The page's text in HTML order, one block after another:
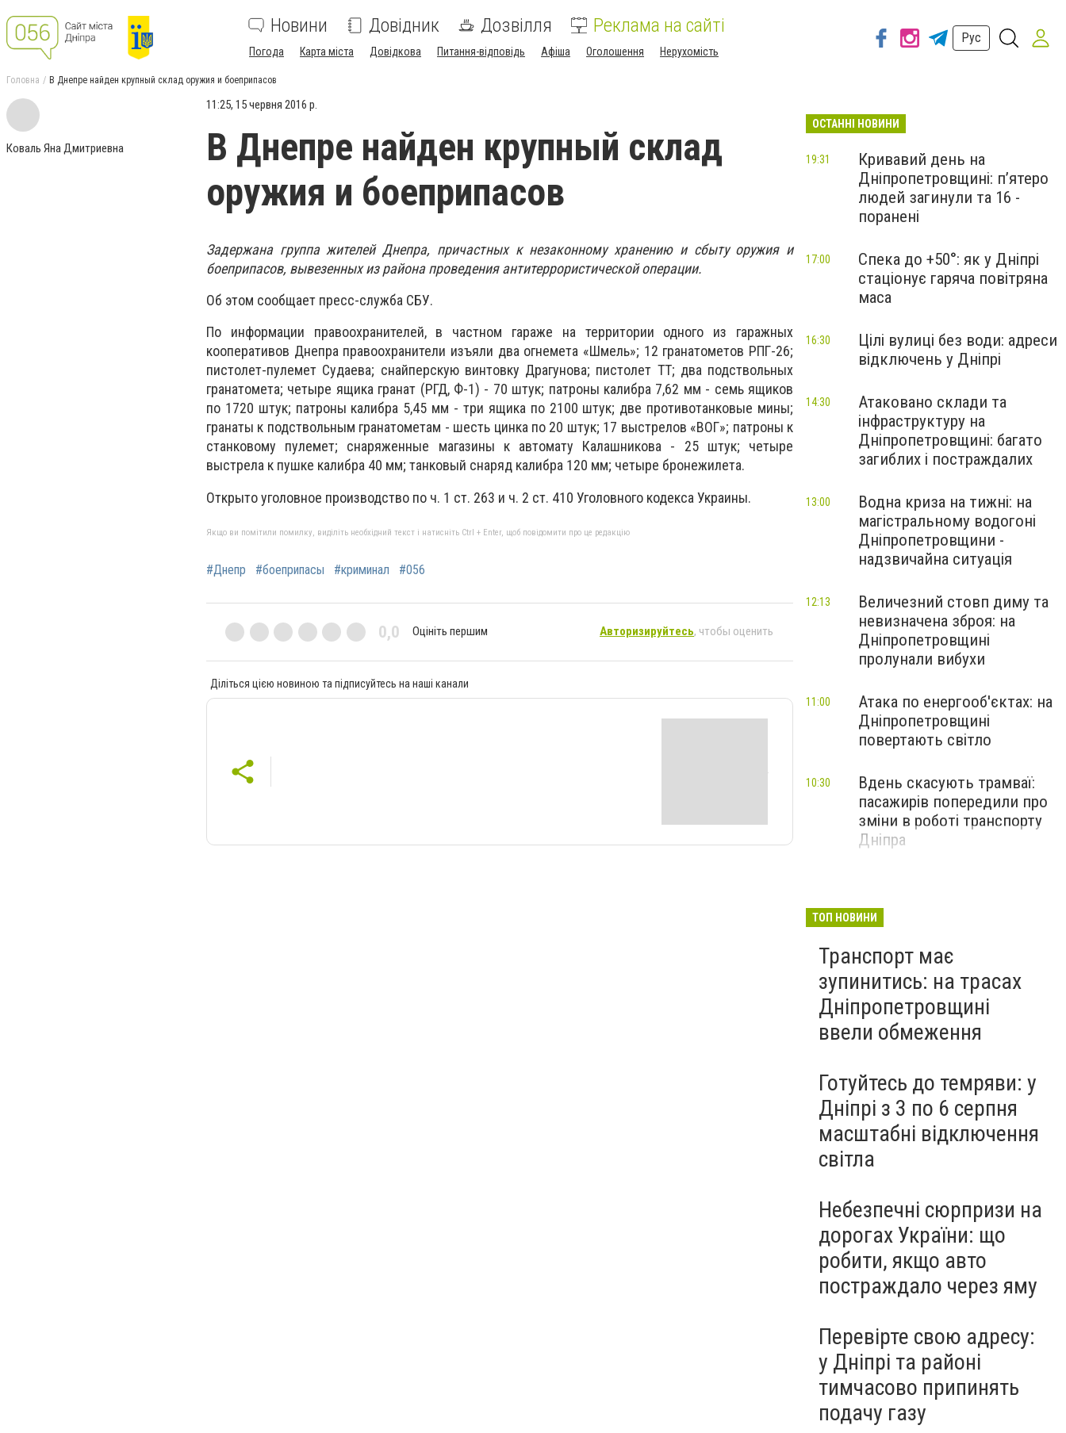
Новини Довідник Дозвілля Реклама на сайті
Погода Карта міста Довідкова Питання-відповідь Афіша Оголошення Нерухомість
Рус
Головна В Днепре найден крупный склад оружия и боеприпасов
Коваль Яна Дмитриевна
11:25, 15 червня 2016 р.
В Днепре найден крупный склад
оружия и боеприпасов
Задержана группа жителей Днепра, причастных к незаконному хранению и сбыту оружия и
боеприпасов, вывезенных из района проведения антитеррористической операции.
Об этом сообщает пресс-служба СБУ.
По информации правоохранителей, в частном гараже на территории одного из гаражных
кооперативов Днепра правоохранители изъяли два огнемета «Шмель»; 12 гранатометов РПГ-26;
пистолет-пулемет Судаева; снайперскую винтовку Драгунова; пистолет ТТ; два подствольных
гранатомета; четыре ящика гранат (РГД, Ф-1) - 70 штук; патроны калибра 7,62 мм - семь ящиков
по 1720 штук; патроны калибра 5,45 мм - три ящика по 2100 штук; две противотанковые мины;
гранаты к подствольным гранатометам - шесть цинка по 20 штук; 17 выстрелов «ВОГ»; патроны к
станковому пулемет; снаряженные магазины к автомату Калашникова - 25 штук; четыре
выстрела к пушке калибра 40 мм; танковый снаряд калибра 120 мм; четыре бронежилета.
Открыто уголовное производство по ч. 1 ст. 263 и ч. 2 ст. 410 Уголовного кодекса Украины.
Якщо ви помітили помилку, виділіть необхідний текст і натисніть Ctrl + Enter, щоб повідомити про це редакцію
#Днепр #боеприпасы #криминал #056
0,0 Оцініть першим Авторизируйтесь, чтобы оценить
Діліться цією новиною та підписуйтесь на наші канали
ОСТАННІ НОВИНИ
Кривавий день на
Дніпропетровщині: п’ятеро
людей загинули та 16 -
поранені
19:31
Спека до +50°: як у Дніпрі
стаціонує гаряча повітряна
маса
17:00
Цілі вулиці без води: адреси
відключень у Дніпрі
16:30
Атаковано склади та
інфраструктуру на
Дніпропетровщині: багато
загиблих і постраждалих
14:30
Водна криза на тижні: на
магістральному водогоні
Дніпропетровщини -
надзвичайна ситуація
13:00
Величезний стовп диму та
невизначена зброя: на
Дніпропетровщині
пролунали вибухи
12:13
Атака по енергооб'єктах: на
Дніпропетровщині
повертають світло
11:00
Вдень скасують трамваї:
пасажирів попередили про
зміни в роботі транспорту
Дніпра
10:30
ТОП НОВИНИ
Транспорт має
зупинитись: на трасах
Дніпропетровщині
ввели обмеження
Готуйтесь до темряви: у
Дніпрі з 3 по 6 серпня
масштабні відключення
світла
Небезпечні сюрпризи на
дорогах України: що
робити, якщо авто
постраждало через яму
Перевірте свою адресу:
у Дніпрі та районі
тимчасово припинять
подачу газу